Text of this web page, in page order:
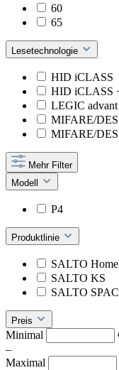
60
65
Lesetechnologie
HID iCLASS
HID iCLASS
LEGIC
MIFARE/
MIFARE/
Mehr Filter
Modell
P4
Produktlinie
SALTO
SALTO KS
SALTO
Preis
Minimal
–
Maximal